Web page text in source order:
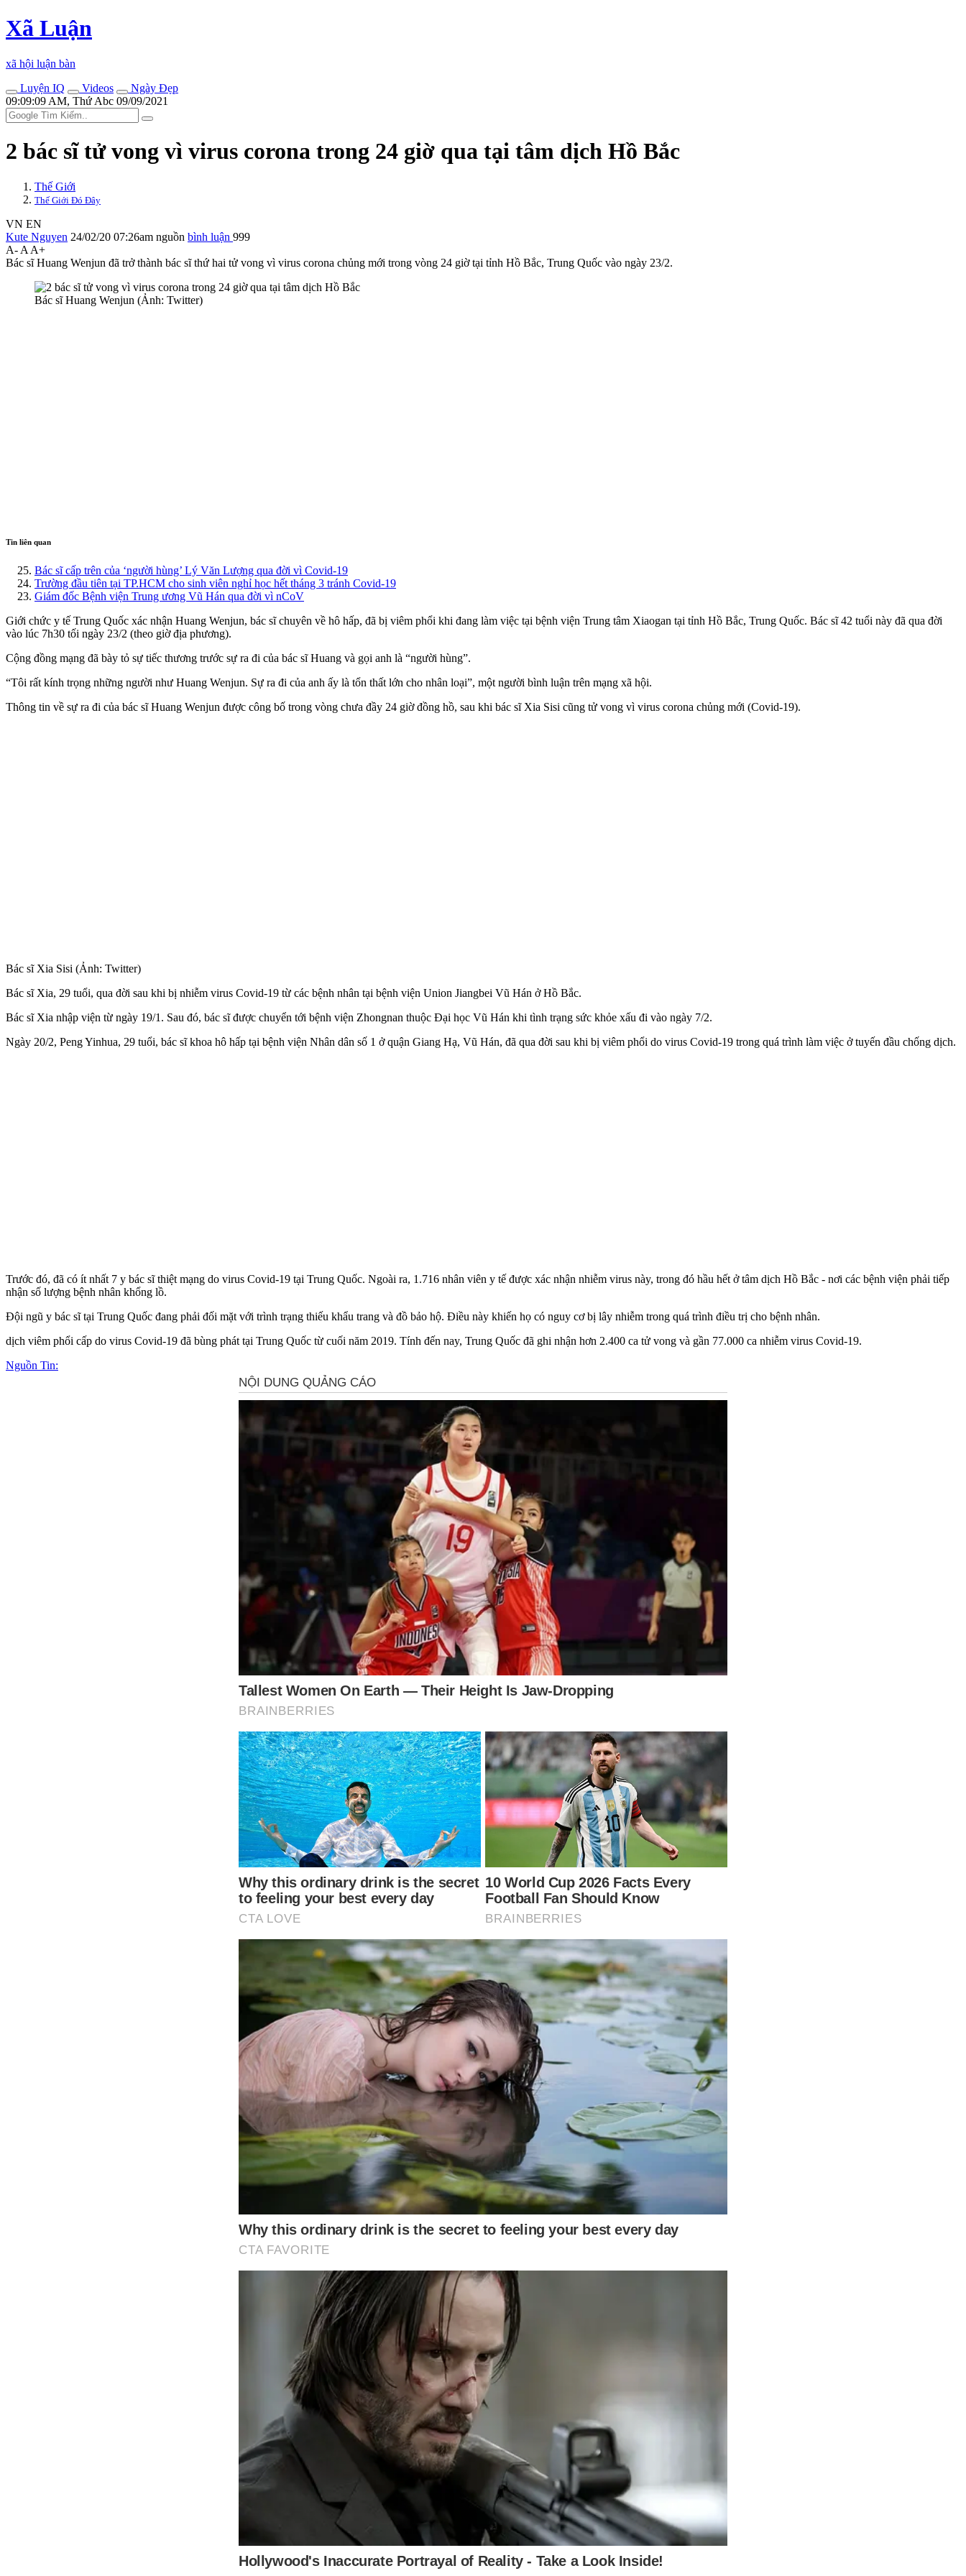
Xã Luận
xã hội luận bàn
Luyện IQ
Videos
Ngày Đẹp
09:09:09 AM, Thứ Abc 09/09/2021
2 bác sĩ t‌ử von‌g vì virus corona trong 24 giờ qua tại tâm dịch Hồ Bắc
Thế Giới
Thế Giới Đó Đây
VN EN
Kute Nguyen 24/02/20 07:26am nguồn bình luận 999
A- A A+
Bác sĩ Huang Wenjun đã trở thành bác sĩ thứ hai t‌ử von‌g vì virus corona chủng mới trong vòng 24 giờ tại tỉnh Hồ Bắc, Trung Quốc vào ngày 23/2.
Bác sĩ Huang Wenjun (Ảnh: Twitter)
Tin liên quan
Bác sĩ cấp trên của ‘người hùng’ Lý Văn Lượng qua đời vì Covid-19
Trường đầu tiên tại TP.HCM cho sinh viên nghỉ học hết tháng 3 tránh Covid-19
Giám đốc Bệnh viện Trung ương Vũ Hán qua đời vì nCoV
Giới chức y tế Trung Quốc xác nhận Huang Wenjun, bác sĩ chuyên về hô hấp, đã bị viêm phổi khi đang làm việc tại bệnh viện Trung tâm Xiaogan tại tỉnh Hồ Bắc, Trung Quốc. Bác sĩ 42 tuổi này đã qua đời
vào lúc 7h30 tối ngày 23/2 (theo giờ địa phương).
Cộng đồng mạng đã bày tỏ sự tiếc thương trước sự ra đi của bác sĩ Huang và gọi anh là “người hùng”.
“Tôi rất kính trọng những người như Huang Wenjun. Sự ra đi của anh ấy là tổn thất lớn cho nhân loại”, một người bình luận trên mạng xã hội.
Thông tin về sự ra đi của bác sĩ Huang Wenjun được công bố trong vòng chưa đầy 24 giờ đồng hồ, sau khi bác sĩ Xia Sisi cũng t‌ử von‌g vì virus corona chủng mới (Covid-19).
Bác sĩ Xia Sisi (Ảnh: Twitter)
Bác sĩ Xia, 29 tuổi, qua đời sau khi bị nhiễm virus Covid-19 từ các bệnh nhân tại bệnh viện Union Jiangbei Vũ Hán ở Hồ Bắc.
Bác sĩ Xia nhập viện từ ngày 19/1. Sau đó, bác sĩ được chuyển tới bệnh viện Zhongnan thuộc Đại học Vũ Hán khi tình trạng sức khỏe xấu đi vào ngày 7/2.
Ngày 20/2, Peng Yinhua, 29 tuổi, bác sĩ khoa hô hấp tại bệnh viện Nhân dân số 1 ở quận Giang Hạ, Vũ Hán, đã qua đời sau khi bị viêm phổi do virus Covid-19 trong quá trình làm việc ở tuyến đầu chống dịch.
Trước đó, đã có ít nhất 7 y bác sĩ thiệt mạng do virus Covid-19 tại Trung Quốc. Ngoài ra, 1.716 nhân viên y tế được xác nhận nhiễm virus này, trong đó hầu hết ở tâm dịch Hồ Bắc - nơi các bệnh viện phải tiếp
nhận số lượng bệnh nhân khổng lồ.
Đội ngũ y bác sĩ tại Trung Quốc đang phải đối mặt với trình trạng thiếu khẩu trang và đồ bảo hộ. Điều này khiến họ có nguy cơ bị lây nhiễm trong quá trình điều trị cho bệnh nhân.
dịch viêm phổi cấp do virus Covid-19 đã bùng phát tại Trung Quốc từ cuối năm 2019. Tính đến nay, Trung Quốc đã ghi nhận hơn 2.400 ca t‌ử von‌g và gần 77.000 ca nhiễm virus Covid-19.
Nguồn Tin: